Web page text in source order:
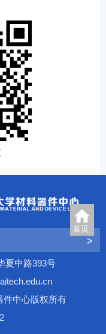
夏中路393号
件中心版权所有
2
首页